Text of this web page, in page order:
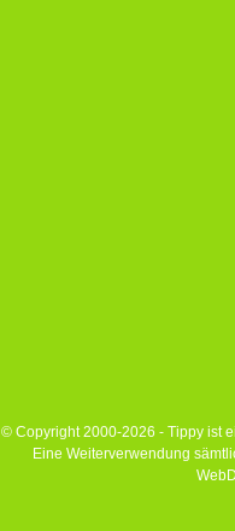
© Copyright 2000-2026 - Tippy ist
Eine Weiterverwendung